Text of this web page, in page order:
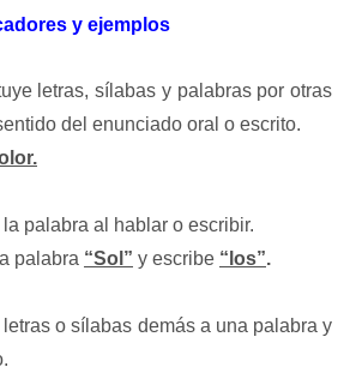
y ejemplos
letras, sílabas y palabras por otras
del enunciado oral o escrito.
la palabra al hablar o escribir.
palabra “Sol” y escribe “los”.
o sílabas demás a una palabra y